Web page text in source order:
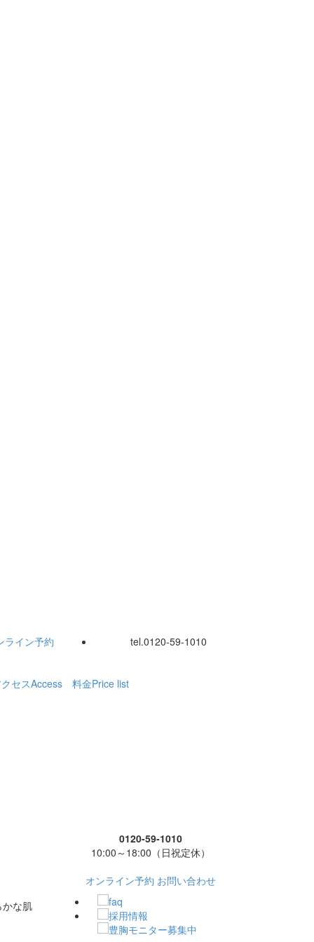
ライン予約 tel.0120-59-1010
セスAccess 料金Price list
かな肌
0120-59-1010
10:00～18:00（日祝定休）
オンライン予約 お問い合わせ